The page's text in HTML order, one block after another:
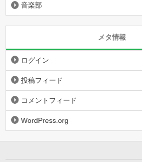
音楽部
メタ情報
ログイン
投稿フィード
コメントフィード
WordPress.org